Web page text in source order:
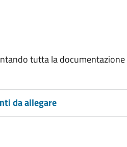
tutta la
da allegare